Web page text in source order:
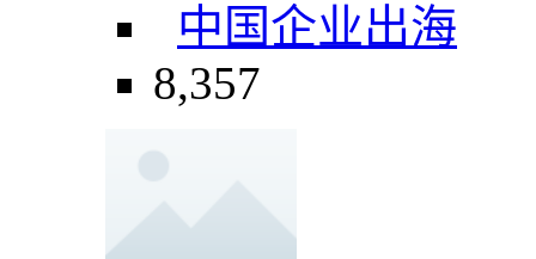
中国企业出海
8,357